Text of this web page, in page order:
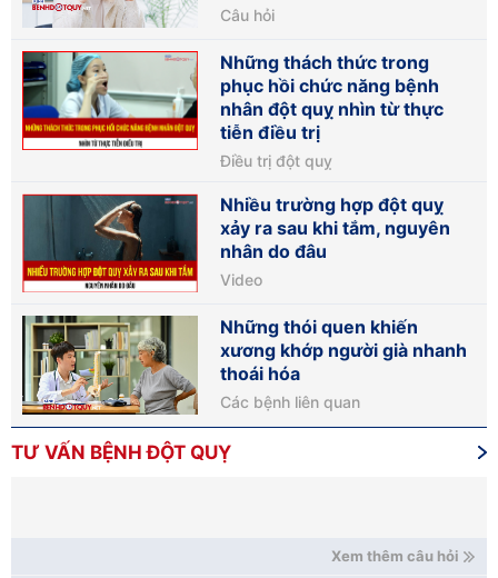
Câu hỏi
Những thách thức trong
phục hồi chức năng bệnh
nhân đột quỵ nhìn từ thực
tiễn điều trị
Điều trị đột quỵ
Nhiều trường hợp đột quỵ
xảy ra sau khi tắm, nguyên
nhân do đâu
Video
Những thói quen khiến
xương khớp người già nhanh
thoái hóa
Các bệnh liên quan
TƯ VẤN BỆNH ĐỘT QUỴ
Xem thêm câu hỏi